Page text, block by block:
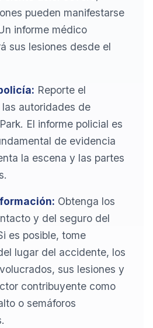
pueden manifestarse
informe médico
sus lesiones desde el
Reporte el
autoridades de
El informe policial es
de evidencia
la escena y las partes
Obtenga los
y del seguro del
es posible, tome
lugar del accidente, los
sus lesiones y
contribuyente como
o semáforos